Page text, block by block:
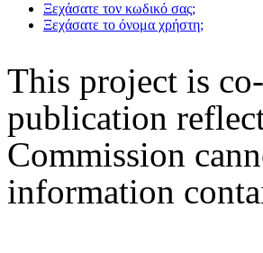
Ξεχάσατε τον κωδικό σας;
Ξεχάσατε το όνομα χρήστη;
This project is
publication
Commission
information